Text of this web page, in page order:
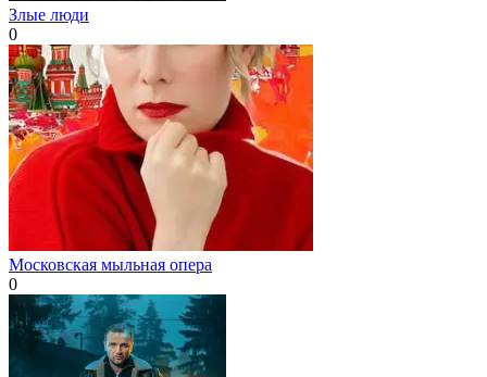
Злые люди
0
Московская мыльная опера
0